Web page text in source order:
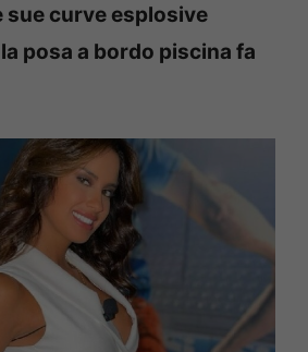
sue curve esplosive
posa a bordo piscina fa